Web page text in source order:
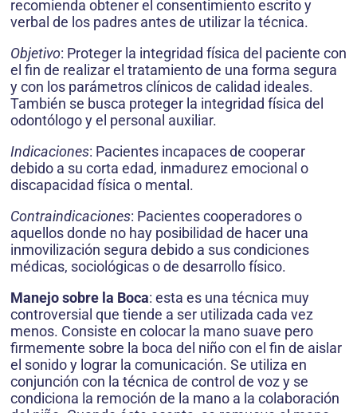
recomienda obtener el consentimiento escrito y
verbal de los padres antes de utilizar la técnica.
Objetivo: Proteger la integridad física del paciente con
el fin de realizar el tratamiento de una forma segura
y con los parámetros clínicos de calidad ideales.
También se busca proteger la integridad física del
odontólogo y el personal auxiliar.
Indicaciones: Pacientes incapaces de cooperar
debido a su corta edad, inmadurez emocional o
discapacidad física o mental.
Contraindicaciones: Pacientes cooperadores o
aquellos donde no hay posibilidad de hacer una
inmovilización segura debido a sus condiciones
médicas, sociológicas o de desarrollo físico.
Manejo sobre la Boca: esta es una técnica muy
controversial que tiende a ser utilizada cada vez
menos. Consiste en colocar la mano suave pero
firmemente sobre la boca del niño con el fin de aislar
el sonido y lograr la comunicación. Se utiliza en
conjunción con la técnica de control de voz y se
condiciona la remoción de la mano a la colaboración